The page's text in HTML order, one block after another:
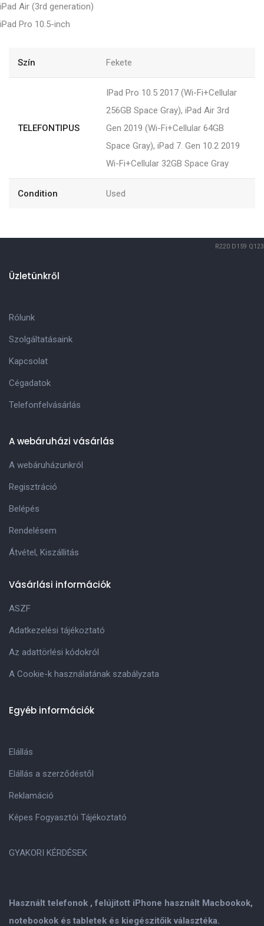
iPad Air (3rd generation)
iPad Pro 10.5-inch
Szín Fekete
TELEFONTIPUS
IPad Pro 10.5 2017 (Wi-Fi+Cellular
256GB Space Gray), iPad Air 3rd
Gen 2019 (Wi-Fi+Cellular 64GB
Space Gray), iPad 7. Gen 10.2 2019
Wi-Fi+Cellular 32GB Space Gray
Condition Used
R220 D159 Q123
Használt telefonok , felújitott iPhone használt Macbookok,
notebookok és tabletek és kiegészitőik választéka.
Üzletünkről
Rólunk
Szolgáltatásaink
Kapcsolat
Cégadatok
Telefonfelvásárlás
A webáruházi vásárlás
A webáruházunkról
Regisztráció
Belépés
Rendelésem
Átvétel, Kiszállitás
Vásárlási információk
ASZF
Adatkezelési tájékoztató
Az adattörlési kódokról
A Cookie-k használatának szabályzata
Egyéb információk
Elállás
Elállás a szerződéstől
Reklamáció
Képes Fogyasztói Tájékoztató
GYAKORI KÉRDÉSEK